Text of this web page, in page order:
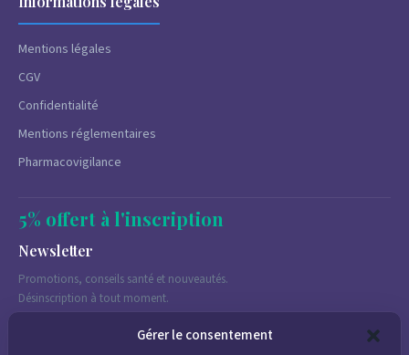
Gérer le consentement
Mentions légales
CGV
Confidentialité
Mentions réglementaires
Pharmacovigilance
5% offert à l'inscription
Newsletter
Promotions, conseils santé et nouveautés.
Désinscription à tout moment.